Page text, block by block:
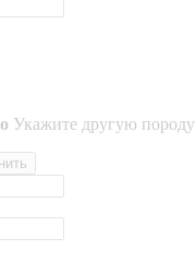
Укажите другую породу